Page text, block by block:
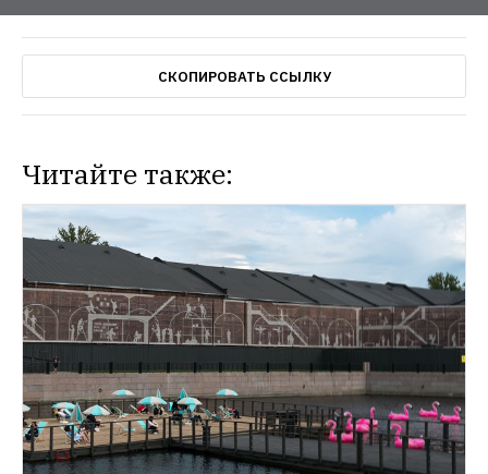
СКОПИРОВАТЬ ССЫЛКУ
Читайте также: